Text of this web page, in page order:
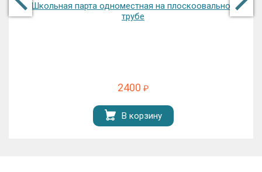
Школьная парта одноместная на плоскоовальной
трубе
2400 ₽
В корзину